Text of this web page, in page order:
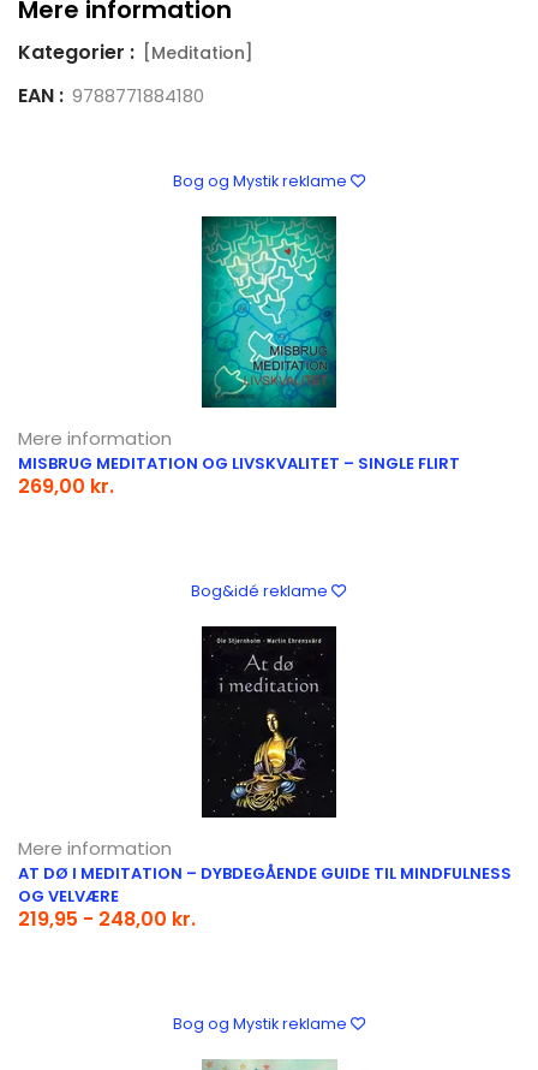
Mere information
Kategorier : [Meditation]
EAN : 9788771884180
Bog og Mystik reklame
Mere information
MISBRUG MEDITATION OG LIVSKVALITET – SINGLE FLIRT
269,00 kr.
Bog&idé reklame
Mere information
AT DØ I MEDITATION – DYBDEGÅENDE GUIDE TIL MINDFULNESS
OG VELVÆRE
219,95 - 248,00 kr.
Bog og Mystik reklame